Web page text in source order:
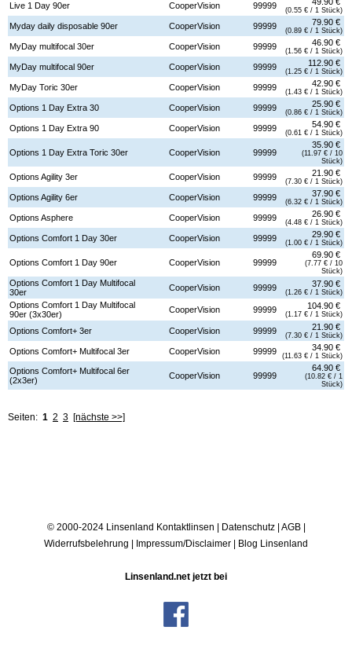
Live 1 Day 90er CooperVision 99999 (0.55 € / 1 Stück)
Myday daily disposable 90er CooperVision 99999 79.90 €
(0.89 € / 1 Stück)
MyDay multifocal 30er CooperVision 99999 46.90 €
(1.56 € / 1 Stück)
MyDay multifocal 90er CooperVision 99999 112.90 €
(1.25 € / 1 Stück)
MyDay Toric 30er CooperVision 99999 42.90 €
(1.43 € / 1 Stück)
Options 1 Day Extra 30 CooperVision 99999 25.90 €
(0.86 € / 1 Stück)
Options 1 Day Extra 90 CooperVision 99999 54.90 €
(0.61 € / 1 Stück)
Options 1 Day Extra Toric 30er CooperVision 99999
35.90 €
(11.97 € / 10
Stück)
Options Agility 3er CooperVision 99999 21.90 €
(7.30 € / 1 Stück)
Options Agility 6er CooperVision 99999 37.90 €
(6.32 € / 1 Stück)
Options Asphere CooperVision 99999 26.90 €
(4.48 € / 1 Stück)
Options Comfort 1 Day 30er CooperVision 99999 29.90 €
(1.00 € / 1 Stück)
Options Comfort 1 Day 90er CooperVision 99999
69.90 €
(7.77 € / 10
Stück)
Options Comfort 1 Day Multifocal
30er
CooperVision 99999 37.90 €
(1.26 € / 1 Stück)
Options Comfort 1 Day Multifocal
90er (3x30er)
CooperVision 99999 104.90 €
(1.17 € / 1 Stück)
Options Comfort+ 3er CooperVision 99999 21.90 €
(7.30 € / 1 Stück)
Options Comfort+ Multifocal 3er CooperVision 99999 34.90 €
(11.63 € / 1 Stück)
Options Comfort+ Multifocal 6er
(2x3er)
CooperVision 99999
64.90 €
(10.82 € / 1
Stück)
Seiten: 1 2 3 [nächste >>]
© 2000-2024 Linsenland Kontaktlinsen | Datenschutz| AGB|
Widerrufsbelehrung | Impressum/Disclaimer | Blog Linsenland
Linsenland.net jetzt bei